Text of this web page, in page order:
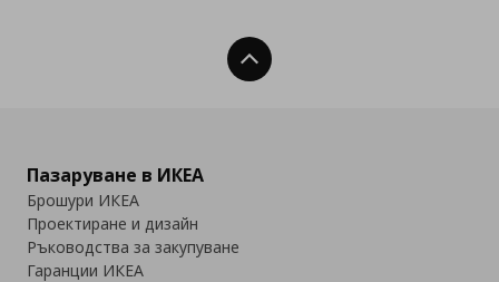
Нагоре
Пазаруване в ИКЕА
Брошури ИКЕА
Проектиране и дизайн
Ръководства за закупуване
Гаранции ИКЕА